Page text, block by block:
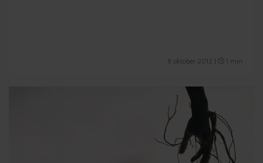
8 oktober 2012 1 min